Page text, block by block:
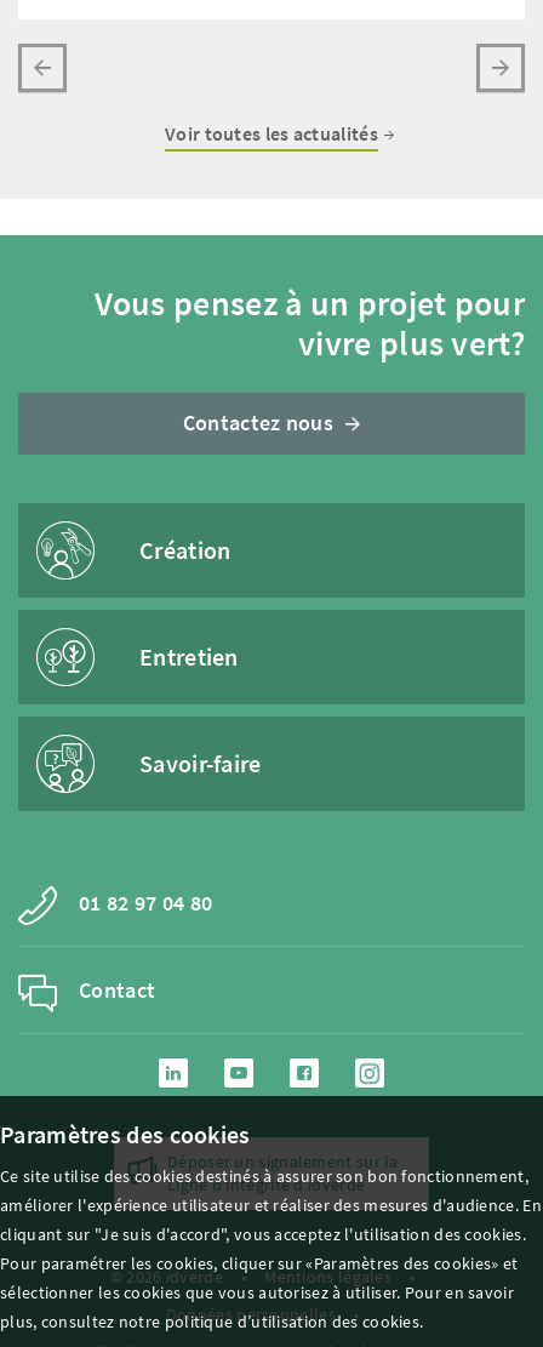
Voir toutes les actualités
Vous pensez à un projet pour
vivre plus vert?
Contactez nous
Création
Entretien
Savoir-faire
01 82 97 04 80
Contact
Déposer un signalement sur la
Ligne d'intégrité d'idverde
© 2026idverde
Mentions légales
Données personnelles
Paramètres des cookies
Ce site utilise des cookies destinés à assurer son bon fonctionnement,
améliorer l'expérience utilisateur et réaliser des mesures d'audience. En
cliquant sur "Je suis d'accord", vous acceptez l'utilisation des cookies.
Pour paramétrer les cookies, cliquer sur «Paramètres des cookies» et
sélectionner les cookies que vous autorisez à utiliser. Pour en savoir
plus, consultez notre politique d’utilisation des cookies.